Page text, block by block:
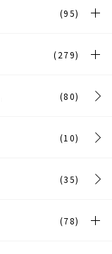
(95)
(279)
(80)
(10)
(35)
(78)